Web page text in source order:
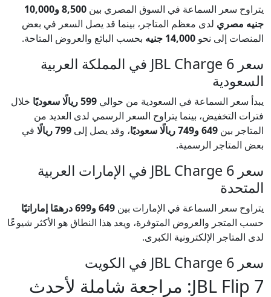
يتراوح سعر السماعة في السوق المصري بين
8,500 و10,000
جنيه مصري لدى معظم المتاجر، بينما قد يصل السعر في بعض
المنصات إلى نحو 14,000 جنيه بحسب البائع والعروض المتاحة.
سعر JBL Charge 6 في المملكة العربية
السعودية
يبدأ سعر السماعة في السعودية من حوالي 599 ريالًا سعوديًا
خلال
فترات التخفيض، بينما يتراوح السعر الرسمي لدى العديد من
المتاجر بين 649 و749 ريالًا سعوديًا ، وقد يصل إلى 799 ريالًا
في
بعض المتاجر الرسمية.
سعر JBL Charge 6 في الإمارات العربية
المتحدة
يتراوح سعر السماعة في الإمارات بين 649 و699 درهمًا إماراتيًا
حسب المتجر والعروض المتوفرة، ويعد هذا النطاق هو الأكثر شيوعًا
لدى المتاجر الإلكترونية الكبرى.
سعر JBL Charge 6 في الكويت
JBL Flip 7: مراجعة شاملة لأحدث